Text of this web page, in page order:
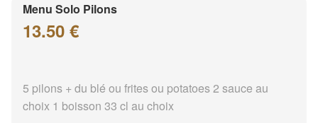
Menu Solo Pilons
13.50 €
5 pilons + du blé ou frites ou potatoes 2 sauce au
choix 1 boisson 33 cl au choix